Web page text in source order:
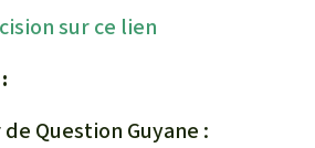
sur ce lien
Question Guyane :